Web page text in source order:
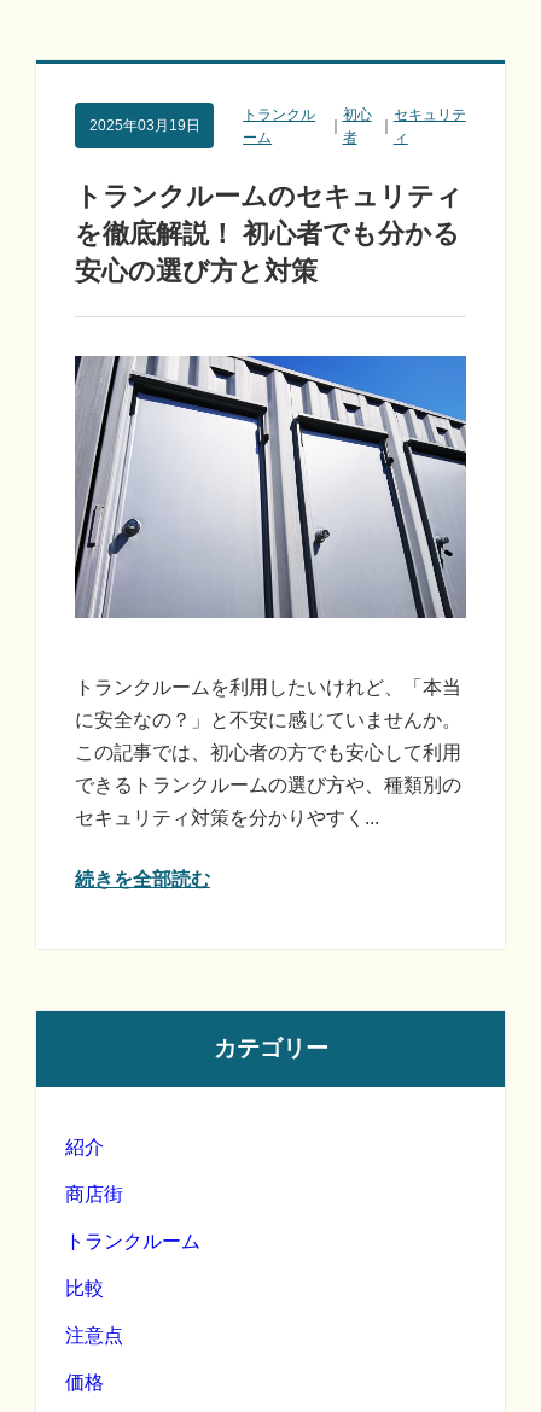
2025年03月19日
トランクル
ーム
｜
初心
者
｜
セキュリテ
ィ
トランクルームのセキュリティ
を徹底解説！ 初心者でも分かる
安心の選び方と対策
トランクルームを利用したいけれど、「本当
に安全なの？」と不安に感じていませんか。
この記事では、初心者の方でも安心して利用
できるトランクルームの選び方や、種類別の
セキュリティ対策を分かりやすく...
続きを全部読む
カテゴリー
紹介
商店街
トランクルーム
比較
注意点
価格